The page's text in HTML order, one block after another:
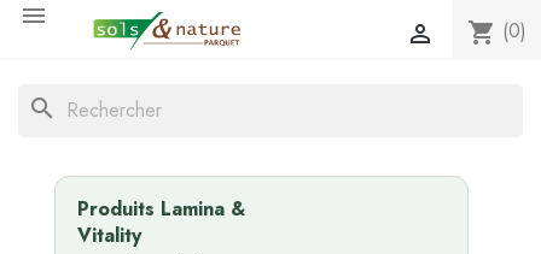

shopping_cart (0)

search
Produits Lamina &
Vitality